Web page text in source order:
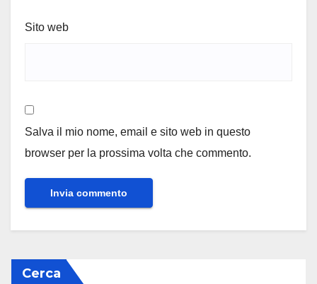
Sito web
Salva il mio nome, email e sito web in questo
browser per la prossima volta che commento.
Cerca